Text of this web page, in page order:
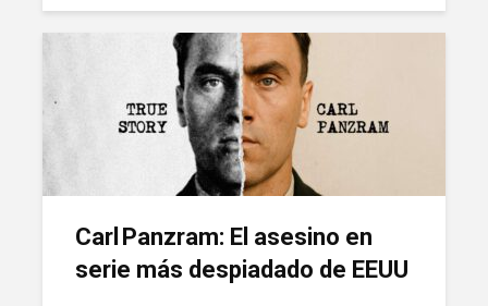
Carl Panzram: El asesino en
serie más despiadado de EEUU